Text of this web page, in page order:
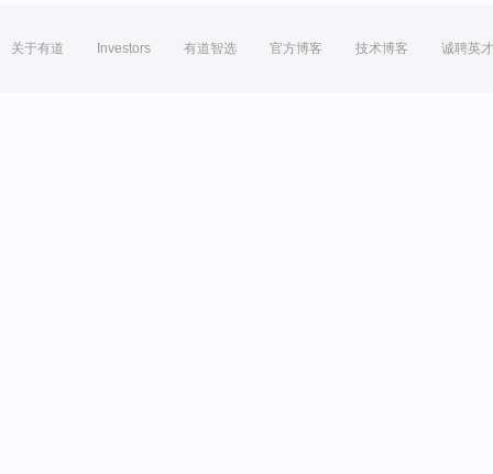
关于有道 Investors 有道智选 官方博客 技术博客 诚聘英才